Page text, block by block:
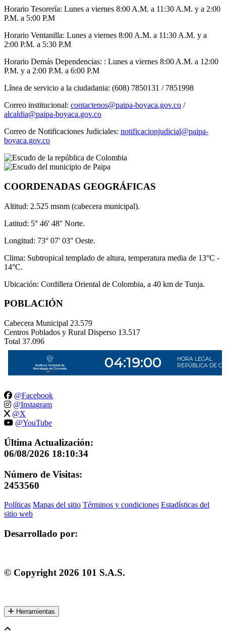
Horario Tesorería: Lunes a viernes 8:00 A.M. a 11:30 A.M. y a 2:00
P.M. a 5:00 P.M
Horario Ventanilla: Lunes a viernes 8:00 A.M. a 11:30 A.M. y a
2:00 P.M. a 5:30 P.M
Horario Demás Dependencias: : Lunes a viernes 8:00 A.M. a 12:00
P.M. y a 2:00 P.M. a 6:00 P.M
Línea de servicio a la ciudadania: (608) 7850131 / 7851998
Correo institucional: contactenos@paipa-boyaca.gov.co /
alcaldia@paipa-boyaca.gov.co
Correo de Notificaciones Judiciales: notificacionjudicial@paipa-
boyaca.gov.co
COORDENADAS GEOGRÁFICAS
Altitud: 2.525 msnm (cabecera municipal).
Latitud: 5° 46' 48'' Norte.
Longitud: 73° 07' 03'' Oeste.
Clima: Subtropical templado de altura, temperatura media de 13°C -
14°C.
Ubicación: Cordillera Oriental de Colombia, a 40 km de Tunja.
POBLACIÓN
Cabecera Municipal 23.579
Centros Poblados y Rural Disperso 13.517
Total 37.096
@Facebook
@Instagram
@X
@YouTube
Última Actualización:
06/08/2026 18:10:34
Número de Visitas:
2453560
Políticas Mapas del sitio Términos y condiciones Estadísticas del
sitio web
Desarrollado por:
© Copyright2026 101 S.A.S.
Herramientas